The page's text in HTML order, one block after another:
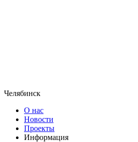
Челябинск
О нас
Новости
Проекты
Информация